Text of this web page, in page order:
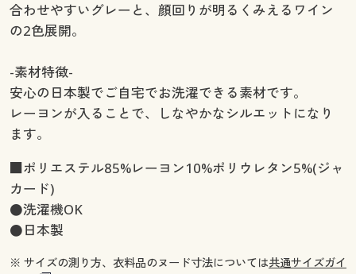
合わせやすいグレーと、顔回りが明るくみえるワイン
の2色展開。
-素材特徴-
安心の日本製でご自宅でお洗濯できる素材です。
レーヨンが入ることで、しなやかなシルエットになり
ます。
■ポリエステル85%レーヨン10%ポリウレタン5%(ジャ
カード)
●洗濯機OK
●日本製
※ サイズの測り方、衣料品のヌード寸法については共通サイズガイ